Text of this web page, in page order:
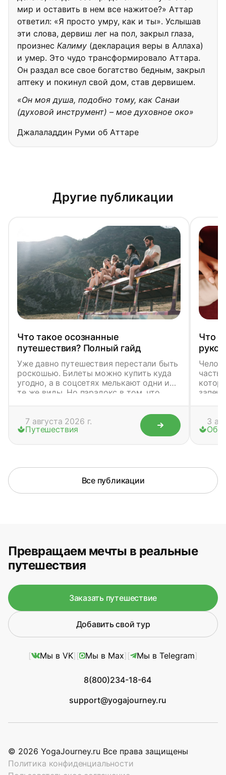
мир и оставить в нем все нажитое?» Аттар
ответил: «Я просто умру, как и ты». Услышав
эти слова, дервиш лег на пол, закрыл глаза,
произнес Калиму (декларация веры в Аллаха)
и умер. Это чудо трансформировало Аттара.
Он раздал все свое богатство бедным, закрыл
аптеку и покинул свой дом, став дервишем.
«Он моя душа, подобно тому, как Санаи
(духовой инструмент) – мое духовное око»
Джалаладдин Руми об Аттаре
Другие публикации
Что такое осознанные
путешествия? Полный гайд
Уже давно путешествия перестали быть
роскошью. Билеты можно купить куда
угодно, а в соцсетях мелькают одни и
те же виды. Но парадокс в том, что
меняем страны, но не меняем привычку
тревожиться. Мы смотрим на закаты, но
остаётся в офисе.
7 августа 2026 г.
Путешествия
Что
часть
3
Все публикации
Превращаем мечты в реальные
путешествия
Заказать путешествие
Добавить свой тур
Мы в VK Мы в Max Мы в Telegram
8(800)234-18-64
support@yogajourney.ru
© 2026 YogaJourney.ru Все права защищены
Политика конфиденциальности